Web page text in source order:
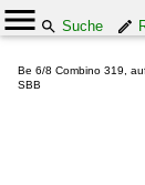
Suche
Be 6/8 Combino 319,
SBB